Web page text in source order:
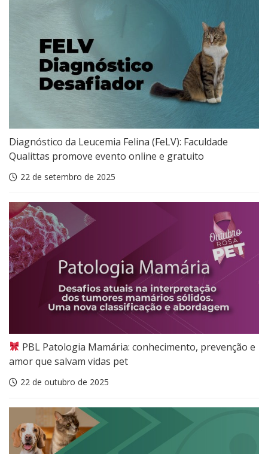
Diagnóstico da Leucemia Felina (FeLV): Faculdade
Qualittas promove evento online e gratuito
22 de setembro de 2025
PBL Patologia Mamária: conhecimento, prevenção e
amor que salvam vidas pet
22 de outubro de 2025